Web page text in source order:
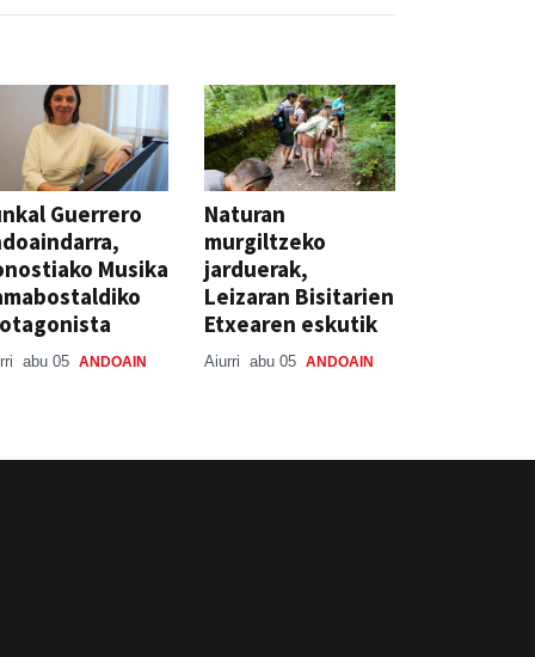
Guerrero
Musika
abu 05 ANDOAIN
Naturan
murgiltzeko
jarduerak,
Leizaran Bisitarien
Etxearen eskutik
Aiurri abu 05 ANDOAIN